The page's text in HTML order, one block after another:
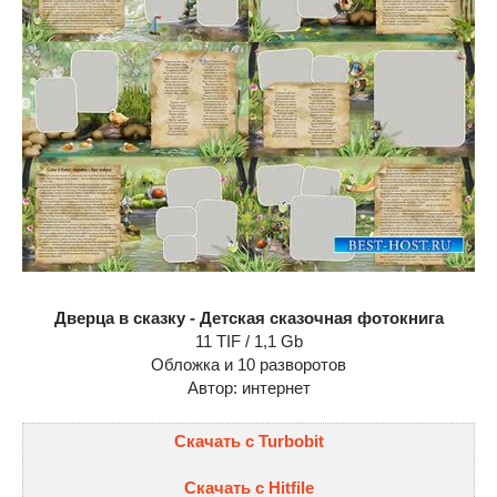
Дверца в сказку - Детская сказочная фотокнига
11 TIF / 1,1 Gb
Обложка и 10 разворотов
Автор: интернет
Скачать с Turbobit
Скачать с Hitfile